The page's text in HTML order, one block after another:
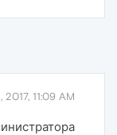
2017, 11:09 AM